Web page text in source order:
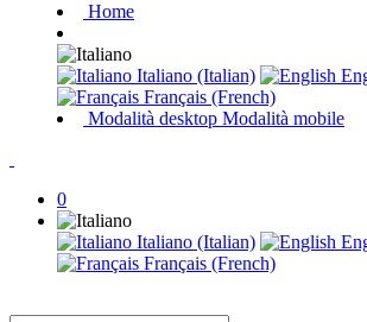
Home
Italiano (Italian)
Français (French)
Modalità desktop Modalità mobile
0
Italiano (Italian)
Français (French)